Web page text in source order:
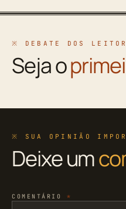
※ DEBATE DOS
Seja o
※ SUA OPINIÃO
Deixe um
COMENTÁRIO *